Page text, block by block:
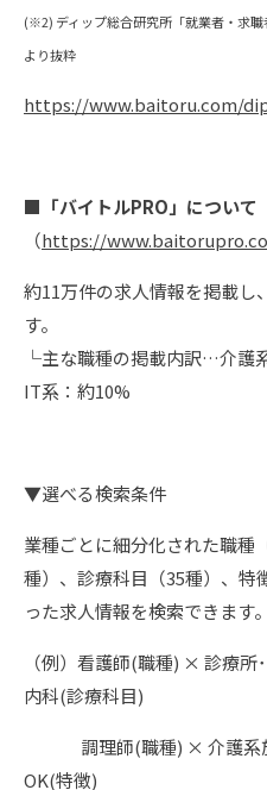
(※2) ディップ総合研究所「就業者・求職
より抜粋
https://www.baitoru.com/
■ 「バイトルPRO」について
（https://
約11万件の求人情報を掲載し
す。
└主な職種の掲載内訳…介護
IT系：約10%
▼選べる検索条件
業種ごとに細分化された職種
種）、診療科目（35種）、特
った求人情報を検索できます。
（例）看護師(職種) × 診療
内科(診療科目)
調理師(職種) × 介護系施
OK(特徴)